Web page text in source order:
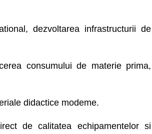
dezvoltarea infrastructurii de
consumului de materie prima,
didactice modeme.
de calitatea echipamentelor si